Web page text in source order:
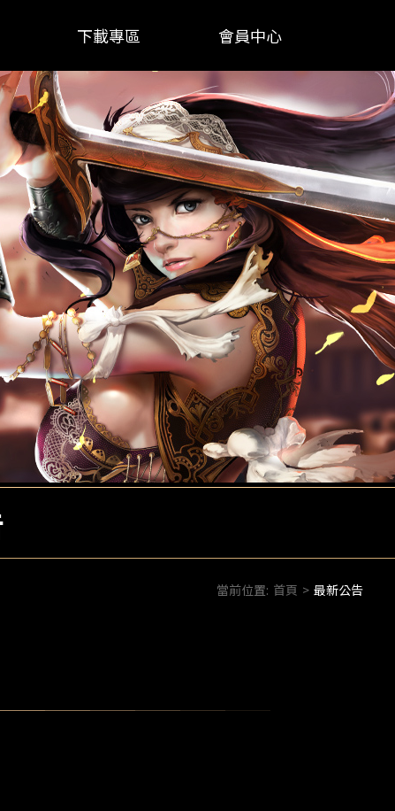
下載專區 會員中心
當前位置: 首頁 > 最新公告